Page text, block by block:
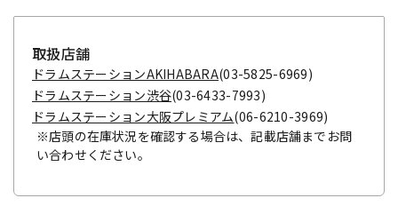
取扱店舗
ドラムステーションAKIHABARA(03-5825-6969)
ドラムステーション渋谷(03-6433-7993)
ドラムステーション大阪プレミアム(06-6210-3969)
※店頭の在庫状況を確認する場合は、記載店舗までお問
い合わせください。